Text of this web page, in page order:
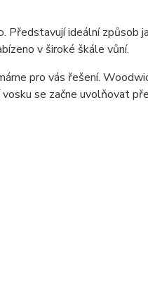
Představují ideální způsob
v široké škále vůní.
pro vás řešení.
se začne uvolňovat